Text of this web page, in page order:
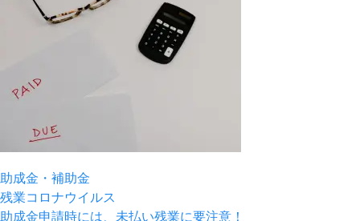
助成金・補助金
残業コロナウイルス
助成金申請時には、未払い残業に要注意！